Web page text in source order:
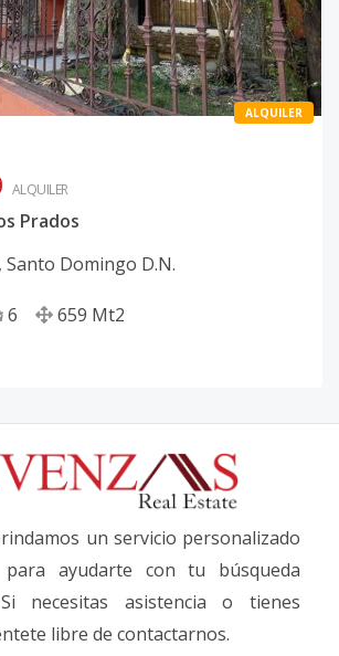
ALQUILER
ALQUILER
Prados
, Santo Domingo D.N.
6 659 Mt2
un servicio personalizado
ayudarte con tu búsqueda
necesitas asistencia o tienes
libre de contactarnos.